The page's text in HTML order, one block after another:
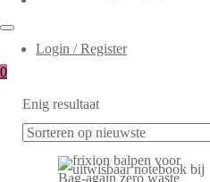
Login / Register
0
Enig resultaat